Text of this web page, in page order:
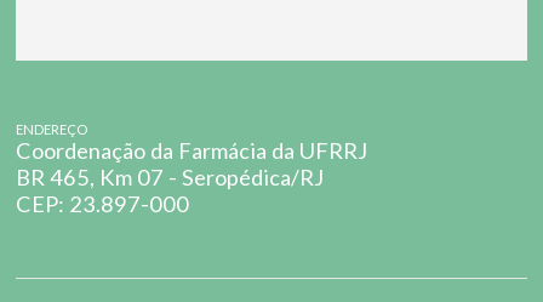
ENDEREÇO
Coordenação da Farmácia da UFRRJ
BR 465, Km 07 - Seropédica/RJ
CEP: 23.897-000